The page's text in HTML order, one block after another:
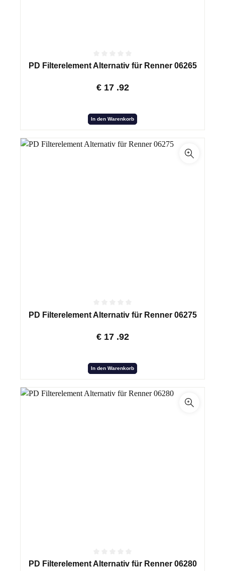
PD Filterelement Alternativ für Renner 06265
€ 17 .92
In den Warenkorb
PD Filterelement Alternativ für Renner 06275
€ 17 .92
In den Warenkorb
PD Filterelement Alternativ für Renner 06280